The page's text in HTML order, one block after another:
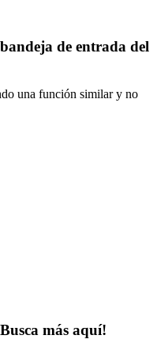
de entrada del
una función similar y no
más aquí!